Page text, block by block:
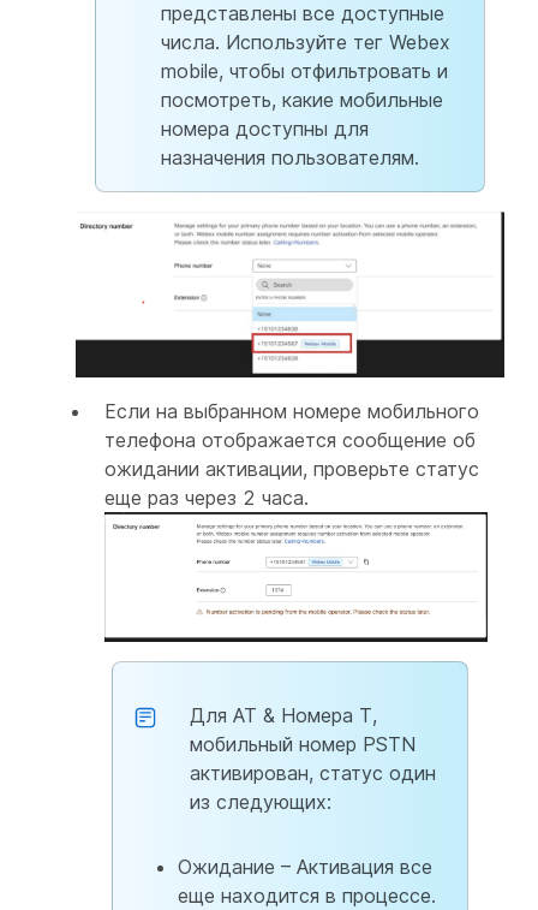
представлены все доступные
числа. Используйте тег Webex
mobile, чтобы отфильтровать и
посмотреть, какие мобильные
номера доступны для
назначения пользователям.
Если на выбранном номере мобильного
телефона отображается сообщение об
ожидании активации, проверьте статус
еще раз через 2 часа.
Для АТ & Номера T,
мобильный номер PSTN
активирован, статус один
из следующих:
Ожидание – Активация все
еще находится в процессе.